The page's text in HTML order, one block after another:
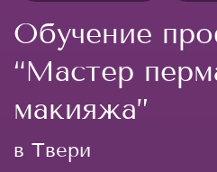
Обучение
“Мастер
макияжа”
в Твери